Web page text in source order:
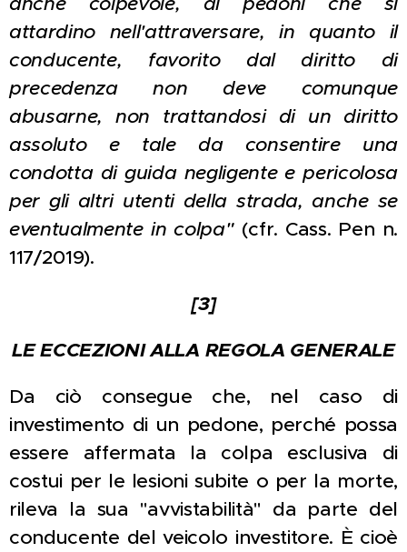
attardino nell'attraversare, in quanto il
conducente, favorito dal diritto di
precedenza non deve comunque
abusarne, non trattandosi di un diritto
assoluto e tale da consentire una
condotta di guida negligente e pericolosa
per gli altri utenti della strada, anche se
eventualmente in colpa"(cfr. Cass. Pen n.
117/2019).
[3]
LE ECCEZIONI ALLA REGOLA GENERALE
Da ciò consegue che, nel caso di
investimento di un pedone, perché possa
essere affermata la colpa esclusiva di
costui per le lesioni subite o per la morte,
rileva la sua "avvistabilità" da parte del
conducente del veicolo investitore. È cioè